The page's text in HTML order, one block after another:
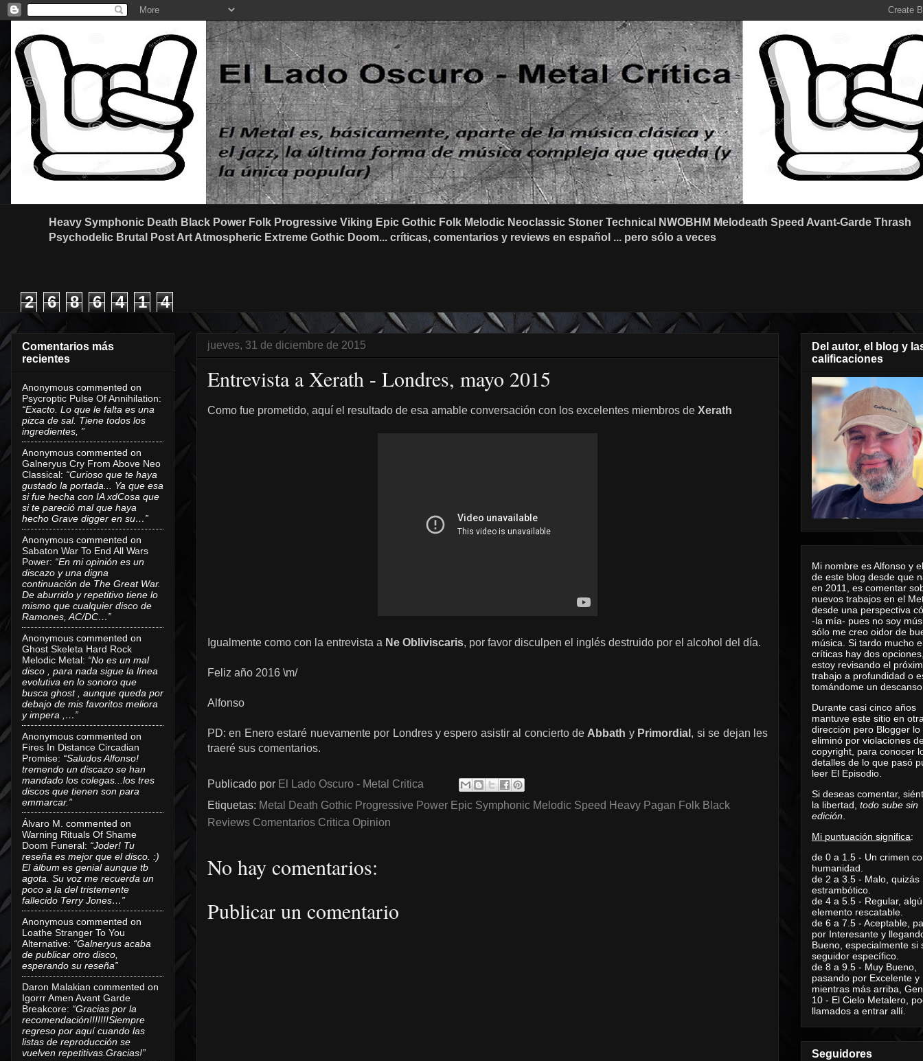
Heavy Symphonic Death Black Power Folk Progressive Viking Epic Gothic Folk Melodic Neoclassic Stoner Technical NWOBHM Melodeath Speed Avant-Garde Thrash
Psychodelic Brutal Post Art Atmospheric Extreme Gothic Doom... críticas, comentarios y reviews en español ... pero sólo a veces
2 6 8 6 4 1 4
jueves, 31 de diciembre de 2015
Entrevista a Xerath - Londres, mayo 2015
Como fue prometido, aquí el resultado de esa amable conversación con los excelentes miembros de Xerath
Igualmente como con la entrevista a Ne Obliviscaris, por favor disculpen el inglés destruido por el alcohol del día.
Feliz año 2016 \m/
Alfonso
PD: en Enero estaré nuevamente por Londres y espero asistir al concierto de Abbath yPrimordial , si se dejan les
traeré sus comentarios.
Publicado por El Lado Oscuro - Metal Critica
Etiquetas: Metal Death Gothic Progressive Power Epic Symphonic Melodic Speed Heavy Pagan Folk Black
Reviews Comentarios Critica Opinion
No hay comentarios:
Publicar un comentario
Comentarios más
recientes
Anonymous commented on
Psycroptic Pulse Of Annihilation:
“Exacto. Lo que le falta es una
pizca de sal. Tiene todos los
ingredientes, ”
Anonymous commented on
Galneryus Cry From Above Neo
Classical: “Curioso que te haya
gustado la portada... Ya que esa
si fue hecha con IA xdCosa que
si te pareció mal que haya
hecho Grave digger en su…”
Anonymous commented on
Sabaton War To End All Wars
Power: “En mi opinión es un
discazo y una digna
continuación de The Great War.
De aburrido y repetitivo tiene lo
mismo que cualquier disco de
Ramones, AC/DC…”
Anonymous commented on
Ghost Skeleta Hard Rock
Melodic Metal: “No es un mal
disco , para nada sigue la línea
evolutiva en lo sonoro que
busca ghost , aunque queda por
debajo de mis favoritos meliora
y impera ,…”
Anonymous commented on
Fires In Distance Circadian
Promise: “Saludos Alfonso!
tremendo un discazo se han
mandado los colegas...los tres
discos que tienen son para
emmarcar.”
Álvaro M. commented on
Warning Rituals Of Shame
Doom Funeral: “Joder! Tu
reseña es mejor que el disco. :)
El álbum es genial aunque tb
agota. Su voz me recuerda un
poco a la del tristemente
fallecido Terry Jones…”
Anonymous commented on
Loathe Stranger To You
Alternative: “Galneryus acaba
de publicar otro disco,
esperando su reseña”
Daron Malakian commented on
Igorrr Amen Avant Garde
Breakcore: “Gracias por la
recomendación!!!!!!!Siempre
regreso por aquí cuando las
listas de reproducción se
vuelven repetitivas.Gracias!”
Del autor, el blog y
calificaciones
Mi nombre es Alfonso y
de este blog desde que
en 2011, es comentar
nuevos trabajos en el
desde una perspectiva
-la mía- pues no soy
sólo me creo oidor de
música. Si tardo mucho
críticas hay dos
estoy revisando el
trabajo a profundidad o
tomándome un
Durante casi cinco años
mantuve este sitio en
dirección pero Blogger lo
eliminó por violaciones
copyright, para conocer
detalles de lo que pasó
leer El Episodio
Si deseas comentar,
la libertad, todo sube sin
edición
Mi puntuación significa:
de 0 a 1.5 - Un crimen
humanidad.
de 2 a 3.5 - Malo, quizás
estrambótico.
de 4 a 5.5 - Regular,
elemento rescatable.
de 6 a 7.5 - Aceptable,
por Interesante y
Bueno, especialmente si
seguidor específico.
de 8 a 9.5 - Muy Bueno,
pasando por Excelente y
mientras más arriba,
10 - El Cielo Metalero,
llamados a entrar allí.
Seguidores